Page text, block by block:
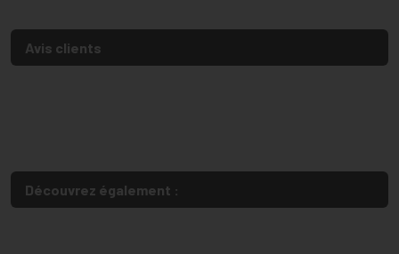
Avis clients
Découvrez également :